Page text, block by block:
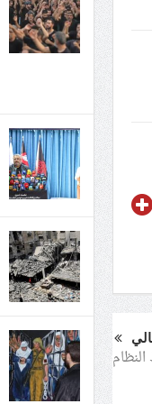
الحريّة والتحرير
الإمام الحسين «ع»
في إيران والعراق